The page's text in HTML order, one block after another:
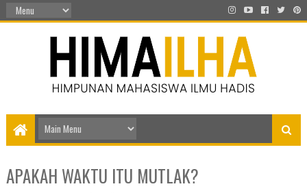
APAKAH WAKTU ITU MUTLAK?